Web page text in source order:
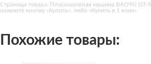
Страница товара: Плоскошовная машина BAOYU GT-
нажмите кнопку «Купить», либо «Купить в 1 клик».
Похожие товары: